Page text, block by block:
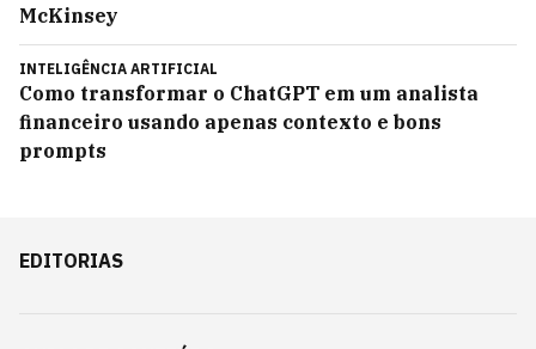
McKinsey
INTELIGÊNCIA ARTIFICIAL
Como transformar o ChatGPT em um analista
financeiro usando apenas contexto e bons
prompts
EDITORIAS